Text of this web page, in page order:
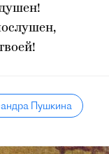
Пушкина